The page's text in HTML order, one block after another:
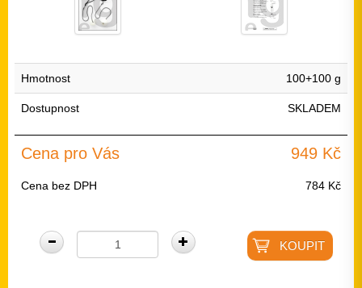
Hmotnost 100+100 g
Dostupnost SKLADEM
Cena pro Vás 949 Kč
Cena bez DPH 784 Kč